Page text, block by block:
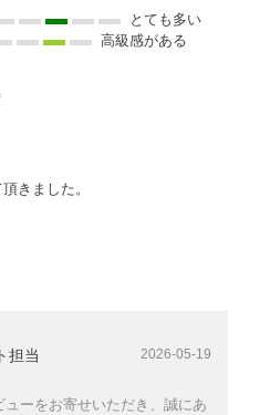
とても多い
高級感がある
きました。
担当 2026-05-19
ューをお寄せいただき、誠にあ